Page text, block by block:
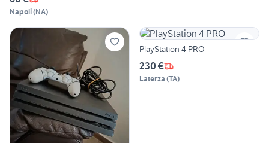
Napoli(NA)
PlayStation 4 PRO
230 €
Laterza (TA)